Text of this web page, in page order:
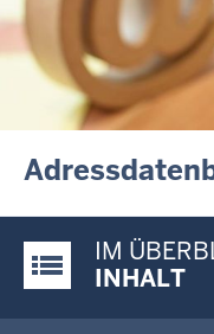
Justiz-Portal im
IM
INHALT